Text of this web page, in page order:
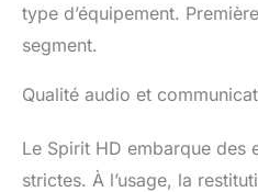
type d’équipement.
segment.
Qualité audio et
Le Spirit HD embarque des
strictes. À l’usage, la